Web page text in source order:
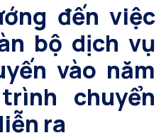
đến việc
bộ dịch vụ
vào năm
chuyển
ra